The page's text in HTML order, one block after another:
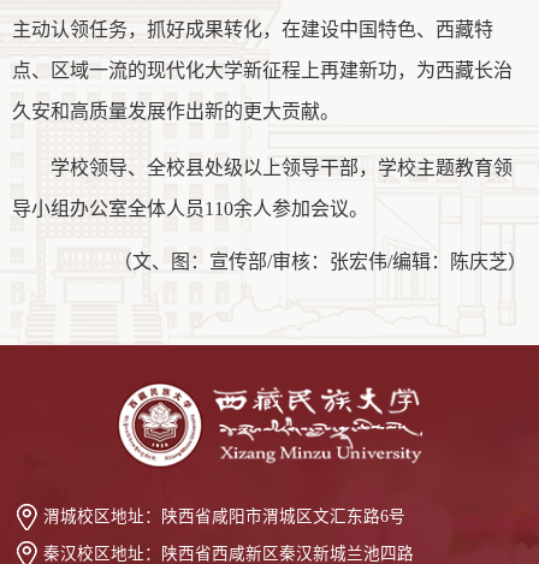
主动认领任务，抓好成果转化， 在建设中国特色、西藏特
点、区域一流的现代化大学新征程上再建新功，为西藏长治
久安和高质量发展作出新的更大贡献。
学校领导、全校县处级以上领导干部，学校主题教育领
导小组办公室全体人员110余人参加会议。
（文、图：宣传部/审核：张宏伟/编辑：陈庆芝）
渭城校区地址： 陕西省咸阳市渭城区文汇东路6号
秦汉校区地址： 陕西省西咸新区秦汉新城兰池四路